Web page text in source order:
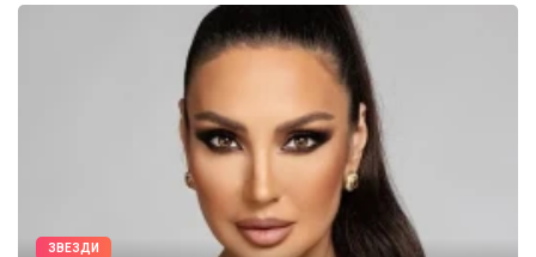
ЗВЕЗДИ